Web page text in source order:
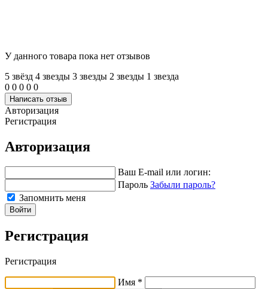
У данного товара пока нет отзывов
5 звёзд 4 звeзды 3 звeзды 2 звeзды 1 звeзда
0 0 0 0 0
Написать отзыв
Авторизация
Регистрация
Авторизация
Ваш E-mail или логин:
Пароль Забыли пароль?
Запомнить меня
Войти
Регистрация
Регистрация
Имя *